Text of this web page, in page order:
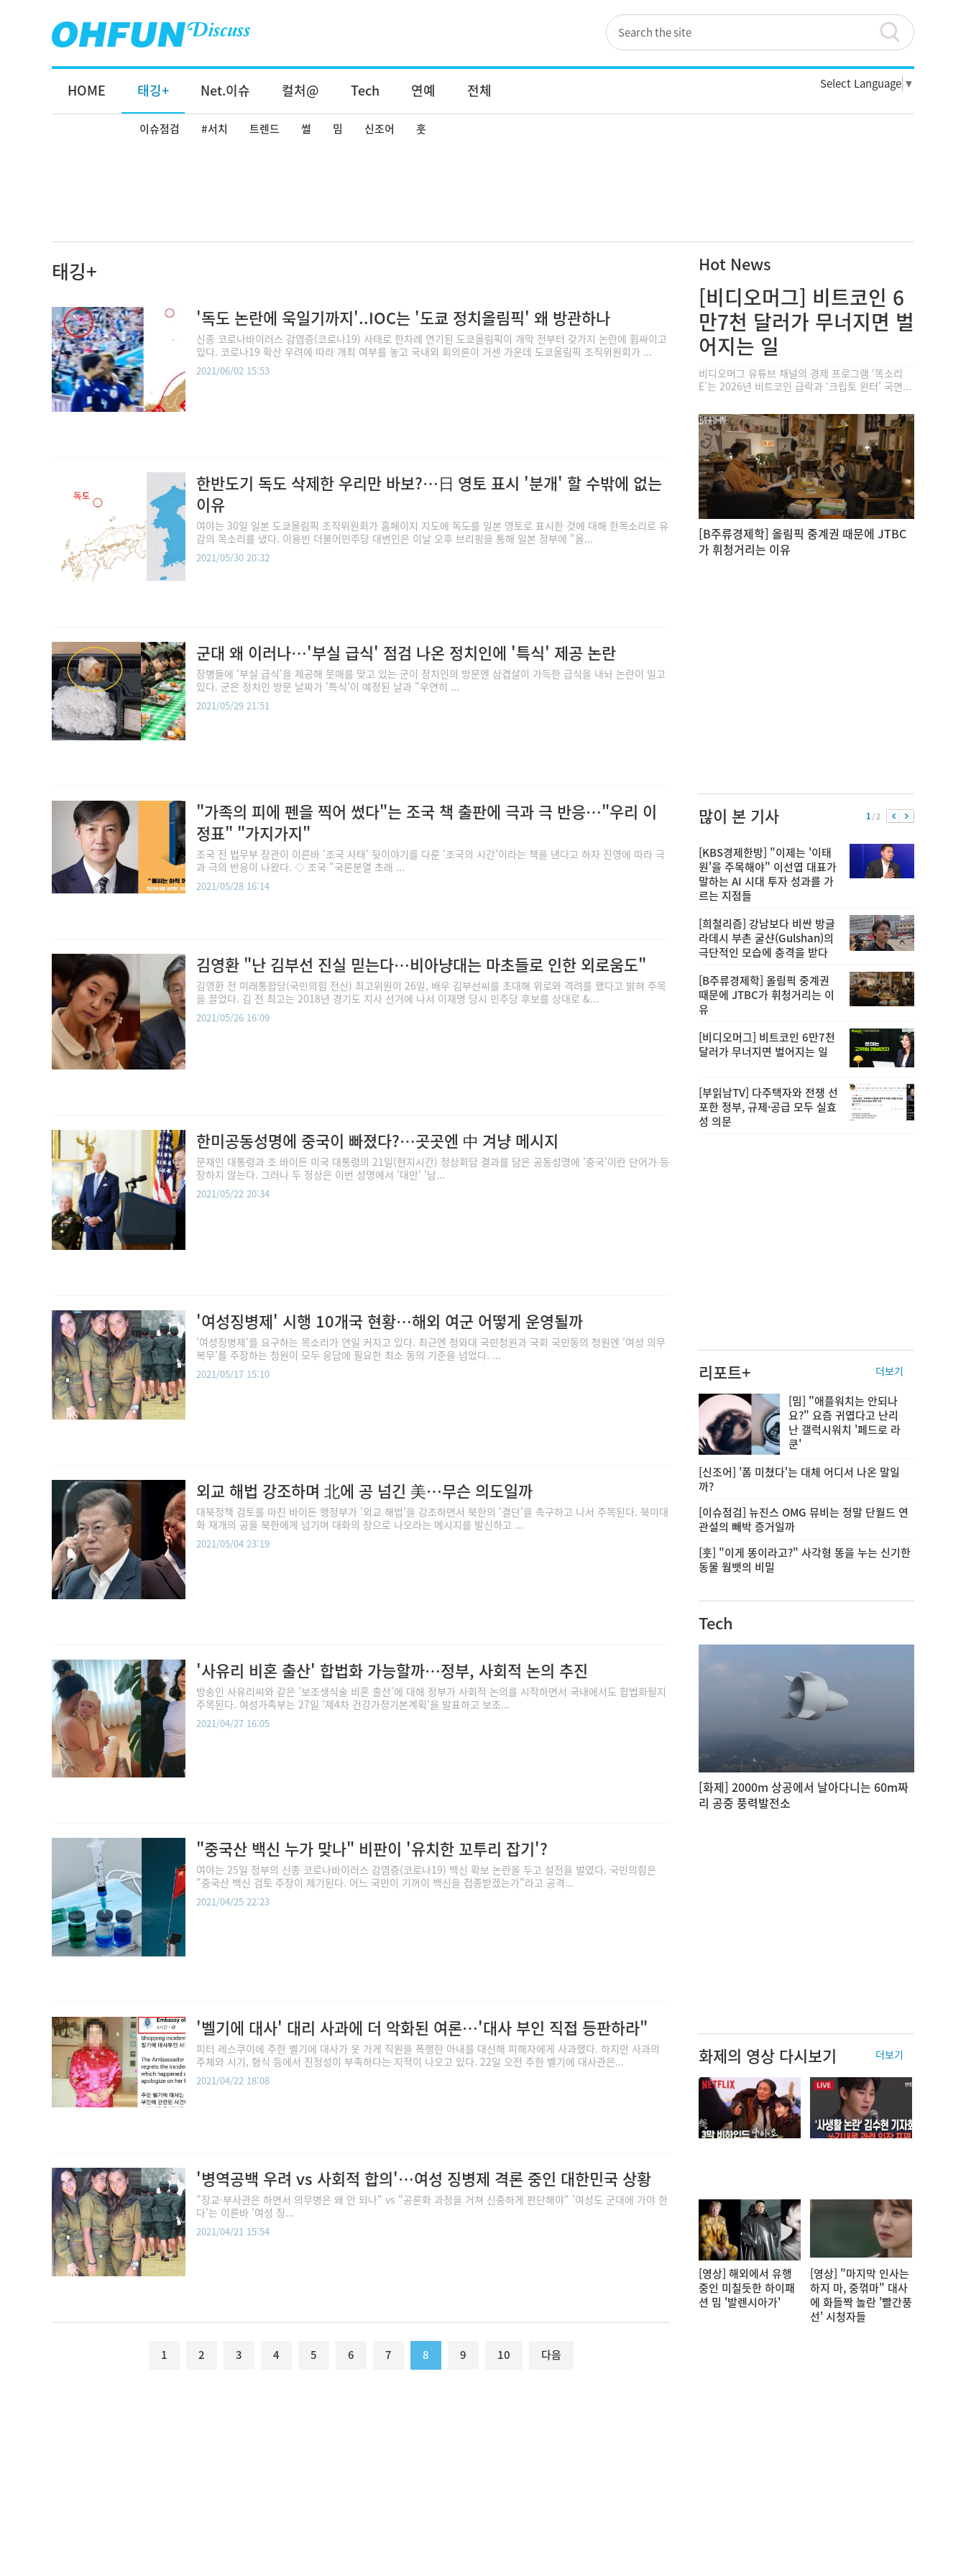
HOME 태깅+
이슈점검 #서치 트렌드 썰 밈 신조어 훗
Net.이슈 컬처@ Tech 연예 전체 Select Language ▼
태깅+
'독도 논란에 욱일기까지'..IOC는 '도쿄 정치올림픽' 왜 방관하나
신종 코로나바이러스 감염증(코로나19) 사태로 한차례 연기된 도쿄올림픽이 개막 전부터 갖가지 논란에 휩싸이고
있다. 코로나19 확산 우려에 따라 개최 여부를 놓고 국내외 회의론이 거센 가운데 도쿄올림픽 조직위원회가 ...
2021/06/02 15:53
한반도기 독도 삭제한 우리만 바보?…日 영토 표시 '분개' 할 수밖에 없는
이유
여야는 30일 일본 도쿄올림픽 조직위원회가 홈페이지 지도에 독도를 일본 영토로 표시한 것에 대해 한목소리로 유
감의 목소리를 냈다. 이용빈 더불어민주당 대변인은 이날 오후 브리핑을 통해 일본 정부에 "올...
2021/05/30 20:32
군대 왜 이러나…'부실 급식' 점검 나온 정치인에 '특식' 제공 논란
장병들에 '부실 급식'을 제공해 뭇매를 맞고 있는 군이 정치인의 방문엔 삼겹살이 가득한 급식을 내놔 논란이 일고
있다. 군은 정치인 방문 날짜가 '특식'이 예정된 날과 "우연히 ...
2021/05/29 21:51
"가족의 피에 펜을 찍어 썼다"는 조국 책 출판에 극과 극 반응…"우리 이
정표" "가지가지"
조국 전 법무부 장관이 이른바 '조국 사태' 뒷이야기를 다룬 '조국의 시간'이라는 책을 낸다고 하자 진영에 따라 극
과 극의 반응이 나왔다. ◇ 조국 "국론분열 초래 ...
2021/05/28 16:14
김영환 "난 김부선 진실 믿는다…비아냥대는 마초들로 인한 외로움도"
김영환 전 미래통합당(국민의힘 전신) 최고위원이 26일, 배우 김부선씨를 초대해 위로와 격려를 했다고 밝혀 주목
을 끌었다. 김 전 최고는 2018년 경기도 지사 선거에 나서 이재명 당시 민주당 후보를 상대로 &...
2021/05/26 16:09
한미공동성명에 중국이 빠졌다?…곳곳엔 中 겨냥 메시지
문재인 대통령과 조 바이든 미국 대통령의 21일(현지시간) 정상회담 결과를 담은 공동성명에 '중국'이란 단어가 등
장하지 않는다. 그러나 두 정상은 이번 성명에서 '대만' '남...
2021/05/22 20:34
'여성징병제' 시행 10개국 현황…해외 여군 어떻게 운영될까
'여성징병제'를 요구하는 목소리가 연일 커지고 있다. 최근엔 청와대 국민청원과 국회 국민동의 청원엔 '여성 의무
복무'를 주장하는 청원이 모두 응답에 필요한 최소 동의 기준을 넘었다. ...
2021/05/17 15:10
외교 해법 강조하며 北에 공 넘긴 美…무슨 의도일까
대북정책 검토를 마친 바이든 행정부가 '외교 해법'을 강조하면서 북한의 '결단'을 촉구하고 나서 주목된다. 북미대
화 재개의 공을 북한에게 넘기며 대화의 장으로 나오라는 메시지를 발신하고 ...
2021/05/04 23:19
'사유리 비혼 출산' 합법화 가능할까…정부, 사회적 논의 추진
방송인 사유리씨와 같은 '보조생식술 비혼 출산'에 대해 정부가 사회적 논의를 시작하면서 국내에서도 합법화될지
주목된다. 여성가족부는 27일 '제4차 건강가정기본계획'을 발표하고 보조...
2021/04/27 16:05
"중국산 백신 누가 맞나" 비판이 '유치한 꼬투리 잡기'?
여야는 25일 정부의 신종 코로나바이러스 감염증(코로나19) 백신 확보 논란을 두고 설전을 벌였다. 국민의힘은
"중국산 백신 검토 주장이 제기된다. 어느 국민이 기꺼이 백신을 접종받겠는가"라고 공격...
2021/04/25 22:23
'벨기에 대사' 대리 사과에 더 악화된 여론…'대사 부인 직접 등판하라"
피터 레스쿠이에 주한 벨기에 대사가 옷 가게 직원을 폭행한 아내를 대신해 피해자에게 사과했다. 하지만 사과의
주체와 시기, 형식 등에서 진정성이 부족하다는 지적이 나오고 있다. 22일 오전 주한 벨기에 대사관은...
2021/04/22 18:08
'병역공백 우려 vs 사회적 합의'…여성 징병제 격론 중인 대한민국 상황
"장교·부사관은 하면서 의무병은 왜 안 되나" vs "공론화 과정을 거쳐 신중하게 판단해야" '여성도 군대에 가야 한
다'는 이른바 '여성 징...
2021/04/21 15:54
1 2 3 4 5 6 7 8 9 10 다음
Hot News
[비디오머그] 비트코인 6
만7천 달러가 무너지면 벌
어지는 일
비디오머그 유튜브 채널의 경제 프로그램 ‘똑소리
E’는 2026년 비트코인 급락과 ‘크립토 윈터’ 국면...
[B주류경제학] 올림픽 중계권 때문에 JTBC
가 휘청거리는 이유
많이 본 기사 1/ 2
[KBS경제한방] "이제는 '이태
원'을 주목해야" 이선엽 대표가
말하는 AI 시대 투자 성과를 가
르는 지점들
[희철리즘] 강남보다 비싼 방글
라데시 부촌 굴샨(Gulshan)의
극단적인 모습에 충격을 받다
[B주류경제학] 올림픽 중계권
때문에 JTBC가 휘청거리는 이
유
[비디오머그] 비트코인 6만7천
달러가 무너지면 벌어지는 일
[부읽남TV] 다주택자와 전쟁 선
포한 정부, 규제·공급 모두 실효
성 의문
리포트+ 더보기
[밈] "애플워치는 안되나
요?" 요즘 귀엽다고 난리
난 갤럭시워치 '페드로 라
쿤'
[신조어] '폼 미쳤다'는 대체 어디서 나온 말일
까?
[이슈점검] 뉴진스 OMG 뮤비는 정말 단월드 연
관설의 빼박 증거일까
[훗] "이게 똥이라고?" 사각형 똥을 누는 신기한
동물 웜뱃의 비밀
Tech
[화제] 2000m 상공에서 날아다니는 60m짜
리 공중 풍력발전소
화제의 영상 다시보기 더보기
[영상] 해외에서 유행
중인 미칠듯한 하이패
션 밈 '발렌시아가'
[영상] "마지막 인사는
하지 마, 중꺾마" 대사
에 화들짝 놀란 '빨간풍
선' 시청자들